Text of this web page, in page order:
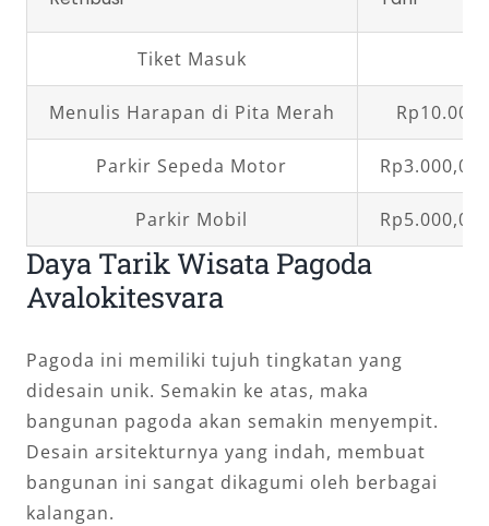
Tiket Masuk
Menulis Harapan di Pita Merah
Parkir Sepeda Motor
Parkir Mobil
Daya Tarik Wisata Pagoda
Avalokitesvara
Pagoda ini memiliki tujuh tingkatan yang
didesain unik. Semakin ke atas, maka
bangunan pagoda akan semakin menyempit.
Desain arsitekturnya yang indah, membuat
bangunan ini sangat dikagumi oleh berbagai
kalangan.